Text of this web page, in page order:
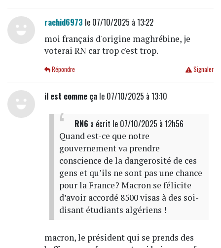
rachid6973 le 07/10/2025 à 13:22
moi français d'origine maghrébine, je
voterai RN car trop c'est trop.
Signaler
Répondre
il est comme çale 07/10/2025 à 13:10
RN6 a écrit le 07/10/2025 à 12h56
Quand est-ce que notre
gouvernement va prendre
conscience de la dangerosité de ces
gens et qu’ils ne sont pas une chance
pour la France? Macron se félicite
d’avoir accordé 8500 visas à des soi-
disant étudiants algériens !
macron, le président qui se prends des